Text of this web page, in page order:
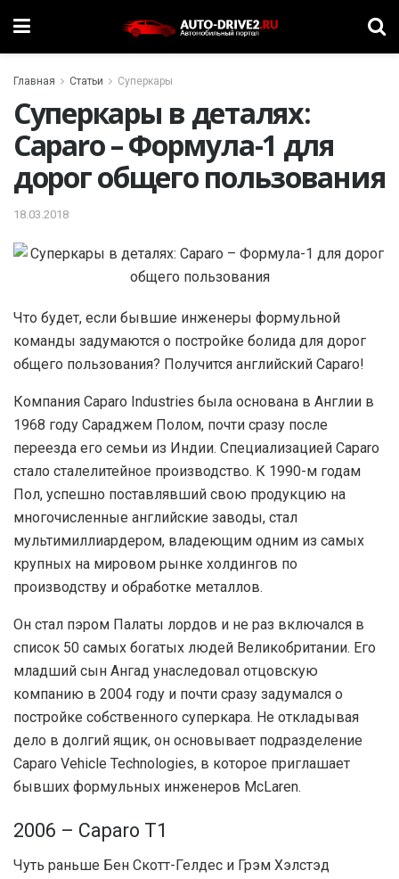
Главная Статьи Суперкары
Суперкары в деталях:
Caparo – Формула-1 для
дорог общего пользования
18.03.2018
Что будет, если бывшие инженеры формульной
команды задумаются о постройке болида для дорог
общего пользования? Получится английский Caparo!
Компания Caparo Industries была основана в Англии в
1968 году Сараджем Полом, почти сразу после
переезда его семьи из Индии. Специализацией Caparo
стало сталелитейное производство. К 1990-м годам
Пол, успешно поставлявший свою продукцию на
многочисленные английские заводы, стал
мультимиллиардером, владеющим одним из самых
крупных на мировом рынке холдингов по
производству и обработке металлов.
Он стал пэром Палаты лордов и не раз включался в
список 50 самых богатых людей Великобритании. Его
младший сын Ангад унаследовал отцовскую
компанию в 2004 году и почти сразу задумался о
постройке собственного суперкара. Не откладывая
дело в долгий ящик, он основывает подразделение
Caparo Vehicle Technologies, в которое приглашает
бывших формульных инженеров McLaren.
2006 – Caparo T1
Чуть раньше Бен Скотт-Гелдес и Грэм Хэлстэд